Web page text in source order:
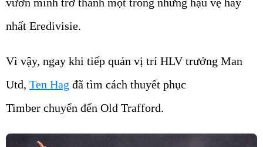
nhất Eredivisie.
Vì vậy, ngay khi tiếp quản vị trí HLV trưởng Man
Utd, Ten Hag đã tìm cách thuyết phục
Timber chuyển đến Old Trafford.